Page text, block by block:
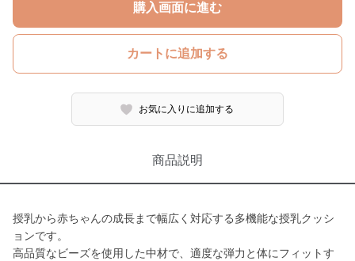
購入画面に進む
カートに追加する
お気に入りに追加する
商品説明
授乳から赤ちゃんの成長まで幅広く対応する多機能な授乳クッシ
ョンです。
高品質なビーズを使用した中材で、適度な弾力と体にフィットす